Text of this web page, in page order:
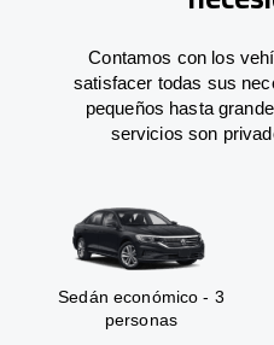
Contamos con los
satisfacer todas sus
pequeños hasta
servicios son
Sedán económico - 3
personas